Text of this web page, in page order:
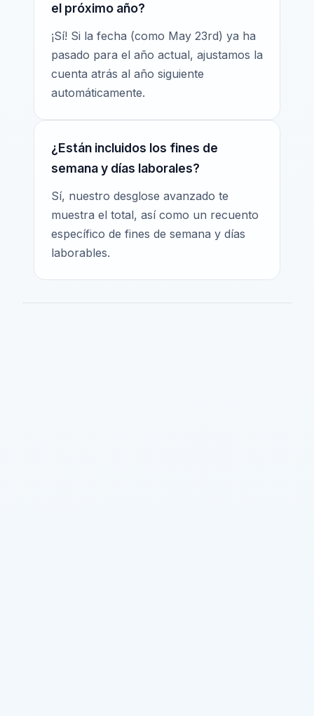
el próximo año?
¡Sí! Si la fecha (como May 23rd) ya ha
pasado para el año actual, ajustamos la
cuenta atrás al año siguiente
automáticamente.
¿Están incluidos los fines de
semana y días laborales?
Sí, nuestro desglose avanzado te
muestra el total, así como un recuento
específico de fines de semana y días
laborables.